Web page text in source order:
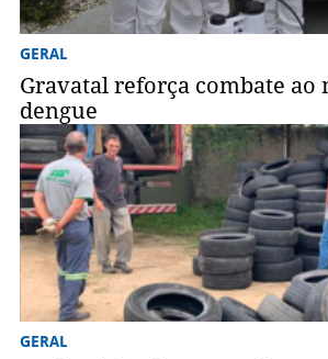
GERAL
Gravatal reforça combate ao
dengue
GERAL